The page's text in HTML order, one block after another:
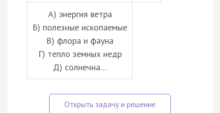
А) энергия ветра
Б) полезные ископаемые
В) флора и фауна
Г) тепло земных недр
Д) солнечна…